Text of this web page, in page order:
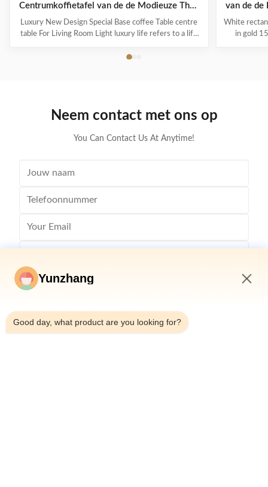
Centrumkoffietafel van de de Modieuze Thee
voor Woonkamer
Luxury New Design Special Base coffee Table centre
table For Living Room Light luxury life refers to a life
luxury is just a way of life that respects the quality of
van de de
White
in gold
Neem contact met ons op
You Can Contact Us At Anytime!
Yunzhang
Good day, what product are you looking for?